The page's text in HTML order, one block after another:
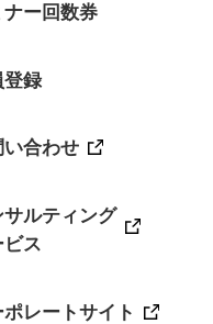
ナー回数券
登録
い合わせ
サルティング
ス
ポレートサイト